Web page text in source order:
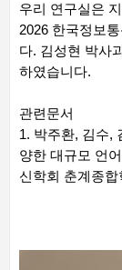
우리 연구실은
2026 한국정보
다. 김성현 박사
하였습니다.
관련문서
1. 박주환, 김수,
양한 대규모 언
신학회 춘계종합